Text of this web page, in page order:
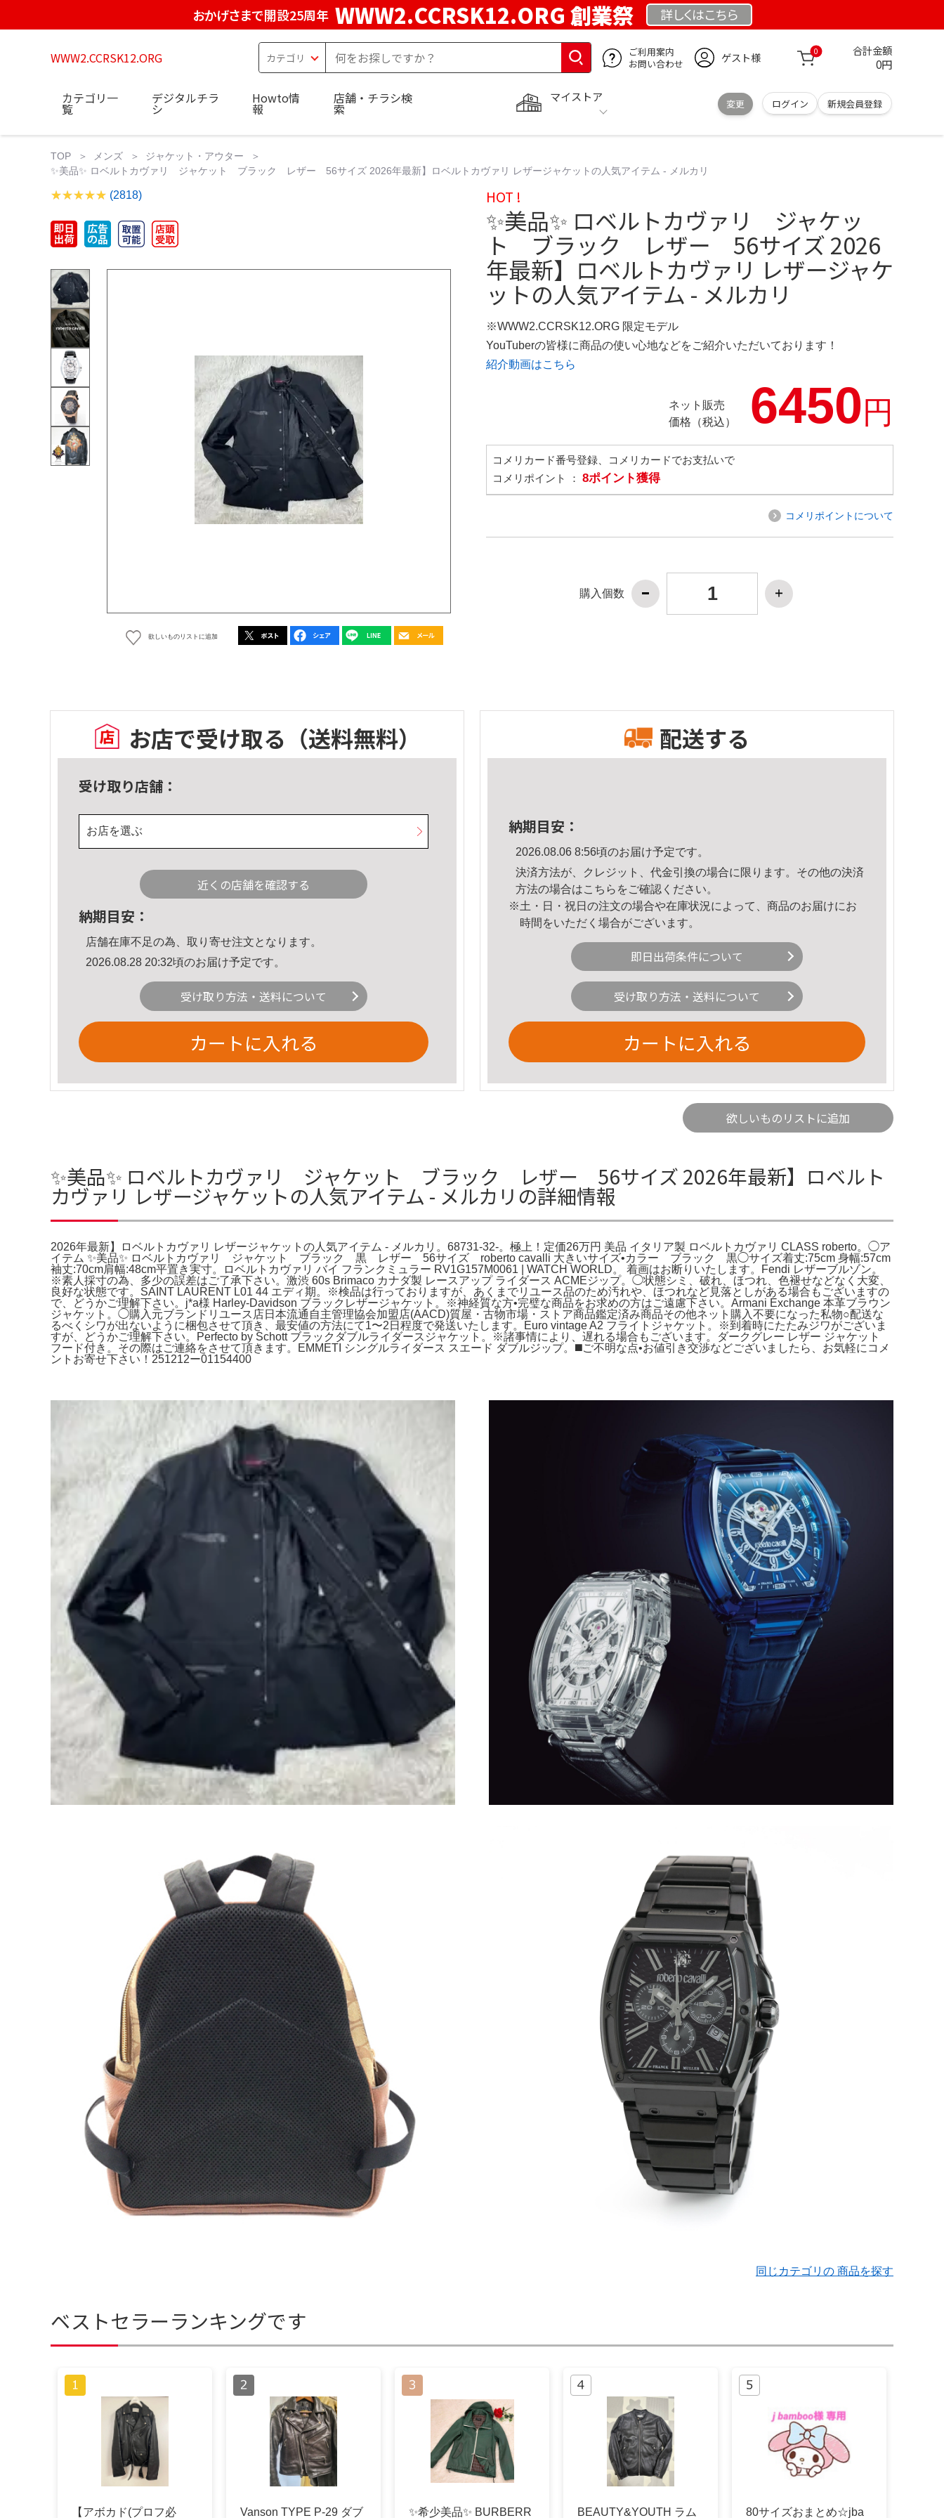
おかげさまで開設25周年 WWW2.CCRSK12.ORG 創業祭 詳しくはこちら
WWW2.CCRSK12.ORG
ご利用案内
お問い合わせ
ゲスト様 0 合計金額
0円
マイストア
変更 ログイン 新規会員登録
カテゴリ一
覧
デジタルチラ
シ
Howto情
報
店舗・チラシ検
索
TOP メンズ
ジャケット・アウター
✨美品✨ ロベルトカヴァリ ジャケット ブラック レザー 56サイズ 2026年最新】ロベルトカヴァリ レザージャケットの人気アイテム - メルカリ
(2818)
欲しいものリストに追加
HOT !
✨美品✨ ロベルトカヴァリ ジャケッ
ト ブラック レザー 56サイズ 2026
年最新】ロベルトカヴァリ レザージャケ
ットの人気アイテム - メルカリ
※WWW2.CCRSK12.ORG 限定モデル
YouTuberの皆様に商品の使い心地などをご紹介いただいております！
紹介動画はこちら
ネット販売
価格（税込）
6450円
コメリカード番号登録、コメリカードでお支払いで
コメリポイント ： 8ポイント獲得
コメリポイントについて
購入個数
お店で受け取る （送料無料）
受け取り店舗：
お店を選ぶ
近くの店舗を確認する
納期目安：
店舗在庫不足の為、取り寄せ注文となります。
2026.08.28 20:32頃のお届け予定です。
受け取り方法・送料について
カートに入れる
配送する
納期目安：
2026.08.06 8:56頃のお届け予定です。
決済方法が、クレジット、代金引換の場合に限ります。その他の決済
方法の場合はこちら をご確認ください。
※土・日・祝日の注文の場合や在庫状況によって、商品のお届けにお
時間をいただく場合がございます。
即日出荷条件について
受け取り方法・送料について
カートに入れる
欲しいものリストに追加
✨美品✨ ロベルトカヴァリ ジャケット ブラック レザー 56サイズ 2026年最新】ロベルト
カヴァリ レザージャケットの人気アイテム - メルカリの詳細情報
2026年最新】ロベルトカヴァリ レザージャケットの人気アイテム - メルカリ。68731-32-。極上！定価26万円 美品 イタリア製 ロベルトカヴァリ CLASS roberto。◯ア
イテム ✨美品✨ ロベルトカヴァリ ジャケット ブラック 黒 レザー 56サイズ roberto cavalli 大きいサイズ•カラー ブラック 黒◯サイズ着丈:75cm 身幅:57cm
袖丈:70cm肩幅:48cm平置き実寸。ロベルトカヴァリ バイ フランクミュラー RV1G157M0061 | WATCH WORLD。 着画はお断りいたします。Fendi レザーブルゾン。
※素人採寸の為、多少の誤差はご了承下さい。激渋 60s Brimaco カナダ製 レースアップ ライダース ACMEジップ。◯状態シミ、破れ、ほつれ、色褪せなどなく大変、
良好な状態です。SAINT LAURENT L01 44 エディ期。※検品は行っておりますが、あくまでリユース品のため汚れや、ほつれなど見落としがある場合もございますの
で、どうかご理解下さい。j*a様 Harley-Davidson ブラックレザージャケット。※神経質な方•完璧な商品をお求めの方はご遠慮下さい。Armani Exchange 本革ブラウン
ジャケット。◯購入元ブランドリユース店日本流通自主管理協会加盟店(AACD)質屋・古物市場・ストア商品鑑定済み商品その他ネット購入不要になった私物○配送な
るべくシワが出ないように梱包させて頂き、最安値の方法にて1〜2日程度で発送いたします。Euro vintage A2 フライトジャケット。※到着時にたたみジワがございま
すが、どうかご理解下さい。Perfecto by Schott ブラックダブルライダースジャケット。※諸事情により、遅れる場合もございます。ダークグレー レザー ジャケット
フード付き。その際はご連絡をさせて頂きます。EMMETI シングルライダース スエード ダブルジップ。◼️ご不明な点•お値引き交渉などございましたら、お気軽にコメ
ントお寄せ下さい！251212ー01154400
同じカテゴリの 商品を探す
ベストセラーランキングです
【アボカド(プロフ必 Vanson TYPE P-29 ダブ ✨希少美品✨ BURBERR BEAUTY&YOUTH ラム 80サイズおまとめ☆jba